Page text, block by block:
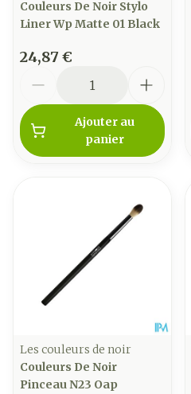
Couleurs De Noir Stylo
Liner Wp Matte 01 Black
24,87 €
Ajouter au
panier
Les couleurs de noir
Couleurs De Noir
Pinceau N23 Oap